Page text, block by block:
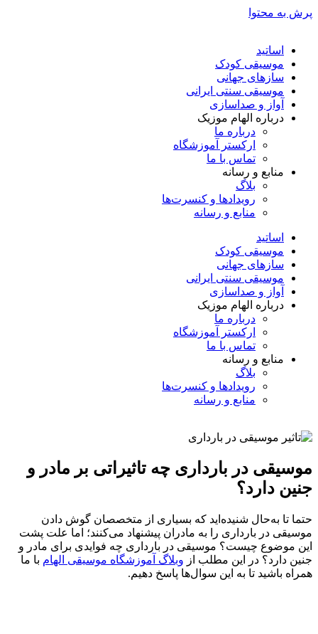
پرش به محتوا
اساتید
موسیقی کودک
سازهای جهانی
موسیقی سنتی ایرانی
آواز و صداسازی
درباره الهام موزیک
درباره ما
ارکستر آموزشگاه
تماس با ما
منابع و رسانه
بلاگ
رویدادها و کنسرت‌ها
منابع و رسانه
اساتید
موسیقی کودک
سازهای جهانی
موسیقی سنتی ایرانی
آواز و صداسازی
درباره الهام موزیک
درباره ما
ارکستر آموزشگاه
تماس با ما
منابع و رسانه
بلاگ
رویدادها و کنسرت‌ها
منابع و رسانه
موسیقی در بارداری چه تاثیراتی بر مادر و
جنین دارد؟
حتما تا به‌حال شنیده‌اید که بسیاری از متخصصان گوش دادن
موسیقی در بارداری را به مادران پیشنهاد می‌کنند؛ اما علت پشت
این موضوع چیست؟ موسیقی در بارداری چه فوایدی برای مادر و
جنین دارد؟ در این مطلب از وبلاگ آموزشگاه موسیقی الهام با ما
همراه باشید تا به این سوال‌ها پاسخ دهیم.